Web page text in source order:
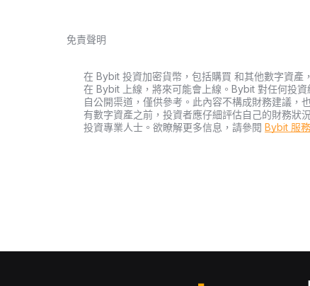
免責聲明
在 Bybit 投資加密貨幣，包括購買 和其他數字資產
在 Bybit 上線，將來可能會上線。Bybit 對任何投
自公開渠道，僅供參考。此內容不構成財務建議，
有數字資產之前，投資者應仔細評估自己的財務狀
投資專業人士。欲瞭解更多信息，請參閱 Bybit 服